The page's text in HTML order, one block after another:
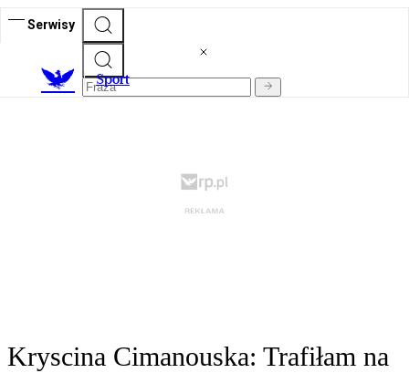
Serwisy
Sport
Kryscina Cimanouska: Trafiłam na